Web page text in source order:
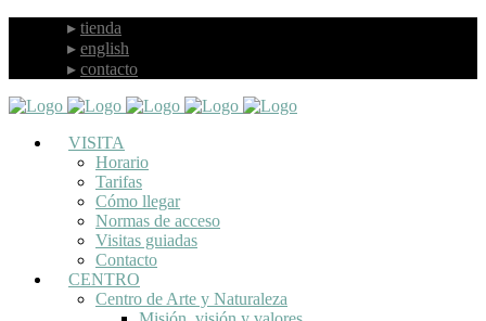
tienda
english
contacto
VISITA
Horario
Tarifas
Cómo llegar
Normas de acceso
Visitas guiadas
Contacto
CENTRO
Centro de Arte y Naturaleza